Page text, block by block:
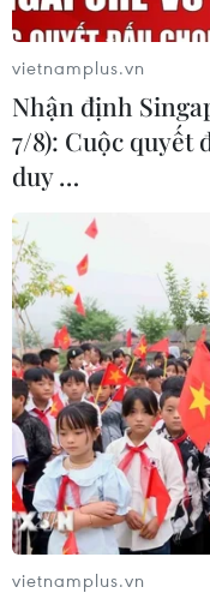
Mưa lớn gây ngập lụt,
cắt nhiều khu vực ở
An
06/08/2026 13:06
Cảnh báo mưa cường
lớn trên 100mm tại
Thanh Hóa và Nghệ
06/08/2026 10:23
vietnamplus.vn
Nhận định
7/8): Cuộc quyết
duy …
vietnamplus.vn